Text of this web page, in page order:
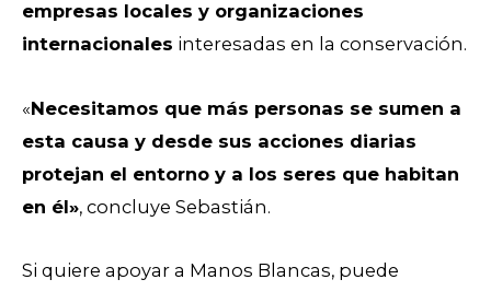
empresas locales y organizaciones
internacionales interesadas en la conservación.
«Necesitamos que más personas se sumen a
esta causa y desde sus acciones diarias
protejan el entorno y a los seres que habitan
en él», concluye Sebastián.
Si quiere apoyar a Manos Blancas, puede